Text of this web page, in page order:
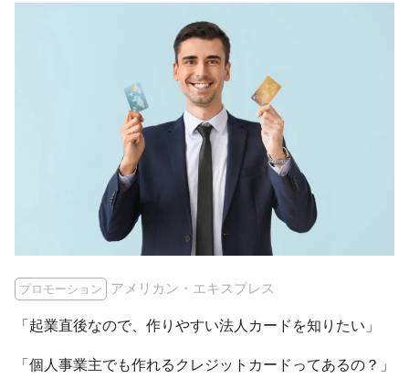
プロモーション アメリカン・エキスプレス
「起業直後なので、作りやすい法人カードを知りたい」
「個人事業主でも作れるクレジットカードってあるの？」